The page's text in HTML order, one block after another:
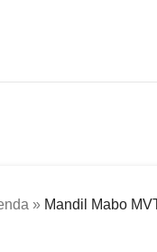
» Mandil Mabo